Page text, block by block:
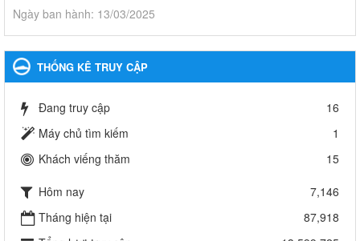
Ngày ban hành: 13/03/2025
Giáo dục và Đào tạo thành phố Bến Cát
Kế hoạch Phổ biến, giáo dục pháp luật năm 2025 của ngành
Ngày ban hành: 28/02/2025
vực giáo dục đào tạo thuộc hệ giáo dục quốc dân và cơ sở
và Đào tạo, Ủy ban nhân dân cấp huyện
Quyết định công bố thủ tục hành chính bị bãi bỏ trong lĩnh vực
giáo dục đào tạo thuộc hệ giáo dục quốc dân và cơ sở giáo dục
THỐNG KÊ TRUY CẬP
Đang truy cập
16
Máy chủ tìm kiếm
1
Khách viếng thăm
15
Hôm nay
7,146
Tháng hiện tại
87,918